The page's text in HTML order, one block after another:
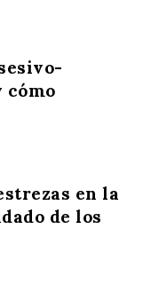
cómo
en la
de los